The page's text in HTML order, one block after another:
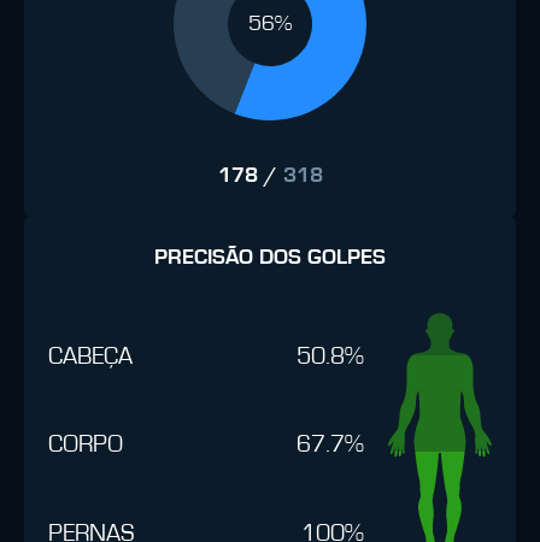
56%
178/ 318
PRECISÃO DOS GOLPES
CABEÇA 50.8%
CORPO 67.7%
PERNAS 100%